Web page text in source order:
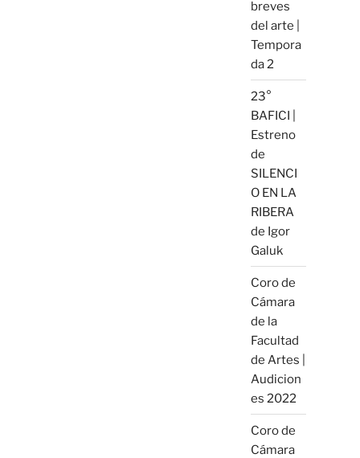
breves
del arte |
Tempora
da 2
23°
BAFICI |
Estreno
de
SILENCI
O EN LA
RIBERA
de Igor
Galuk
Coro de
Cámara
de la
Facultad
de Artes |
Audicion
es 2022
Coro de
Cámara